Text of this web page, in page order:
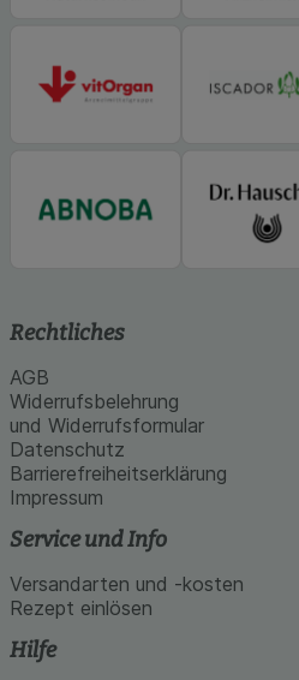
Rechtliches
AGB
Widerrufsbelehrung
und Widerrufsformular
Datenschutz
Barrierefreiheitserklärung
Impressum
Service und Info
Versandarten und -kosten
Rezept einlösen
Hilfe